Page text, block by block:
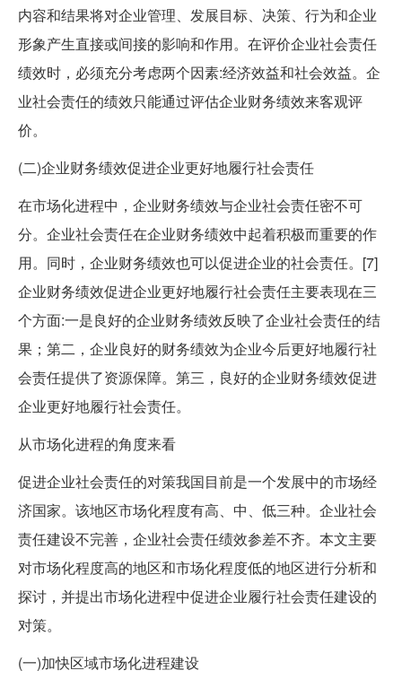
内容和结果将对企业管理、发展目标、决策、行为和企业
形象产生直接或间接的影响和作用。在评价企业社会责任
绩效时，必须充分考虑两个因素:经济效益和社会效益。企
业社会责任的绩效只能通过评估企业财务绩效来客观评
价。
(二)企业财务绩效促进企业更好地履行社会责任
在市场化进程中，企业财务绩效与企业社会责任密不可
分。企业社会责任在企业财务绩效中起着积极而重要的作
用。同时，企业财务绩效也可以促进企业的社会责任。[7]
企业财务绩效促进企业更好地履行社会责任主要表现在三
个方面:一是良好的企业财务绩效反映了企业社会责任的结
果；第二，企业良好的财务绩效为企业今后更好地履行社
会责任提供了资源保障。第三，良好的企业财务绩效促进
企业更好地履行社会责任。
从市场化进程的角度来看
促进企业社会责任的对策我国目前是一个发展中的市场经
济国家。该地区市场化程度有高、中、低三种。企业社会
责任建设不完善，企业社会责任绩效参差不齐。本文主要
对市场化程度高的地区和市场化程度低的地区进行分析和
探讨，并提出市场化进程中促进企业履行社会责任建设的
对策。
(一)加快区域市场化进程建设